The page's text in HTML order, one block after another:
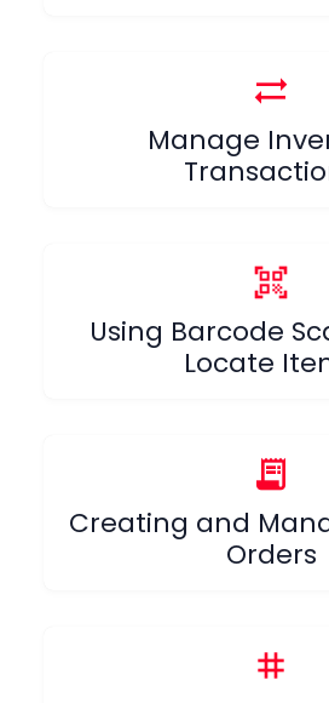
sync_alt
Manage
qr_code_scanner
Using Barcode
Locate
receipt_long
Creating and
Orders
tag